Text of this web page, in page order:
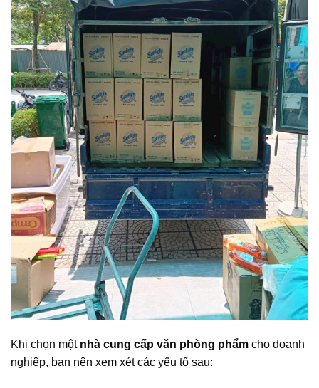
Khi chọn một nhà cung cấp văn phòng phẩm cho doanh
nghiệp, bạn nên xem xét các yếu tố sau: